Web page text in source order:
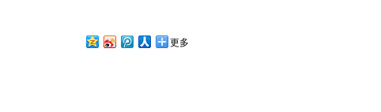
更多